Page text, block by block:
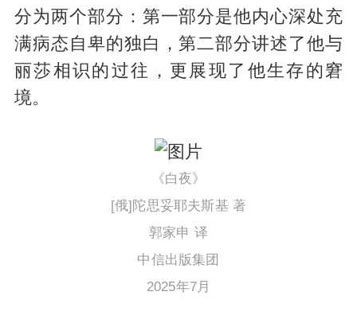
分为两个部分：第一部分是他内心深处充
满病态自卑的独白，第二部分讲述了他与
丽莎相识的过往，更展现了他生存的窘
境。
《白夜》
[俄]陀思妥耶夫斯基 著
郭家申 译
中信出版集团
2025年7月